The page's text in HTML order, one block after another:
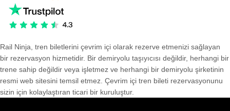
Rail Ninja, tren biletlerini çevrim içi olarak rezerve etmenizi sağlayan
bir rezervasyon hizmetidir. Bir demiryolu taşıyıcısı değildir, herhangi bir
trene sahip değildir veya işletmez ve herhangi bir demiryolu şirketinin
resmi web sitesini temsil etmez. Çevrim içi tren bileti rezervasyonunu
sizin için kolaylaştıran ticari bir kuruluştur.